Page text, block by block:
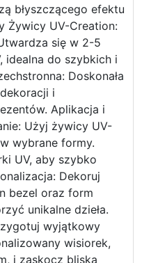
błyszczącego efektu
Żywicy UV-Creation:
się w 2-5
idealna do szybkich i
Doskonała
i
Aplikacja i
Użyj żywicy UV-
wybrane formy.
UV, aby szybko
Dekoruj
bezel oraz form
unikalne dzieła.
wyjątkowy
wisiorek,
i zaskocz bliską